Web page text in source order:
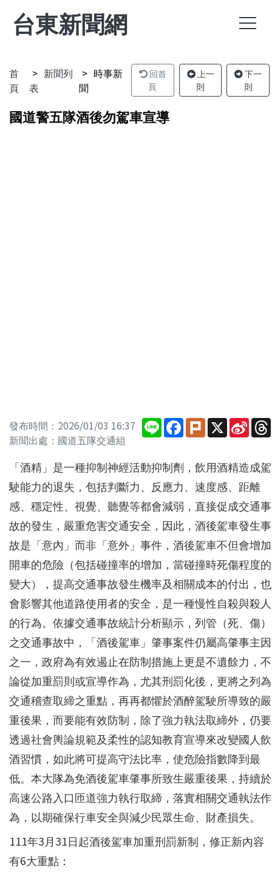
台東新聞網
首
頁
新聞列
表
時事新
聞
回首
頁
上一
則
下一
則
國道警五隊酒後勿駕車宣導
發布時間：2026/01/03 16:37
新聞出處：國道五隊交通組
Line Facebook
PlurkX Sina
「酒精」是一種抑制神經活動抑制劑，飲用酒精造成駕
駛能力的退失，包括判斷力、反應力、速度感、距離
感、穩定性、視覺、聽覺等都會減弱，直接促成交通事
故的發生，嚴重危害交通安全，因此，酒後駕車發生事
故是「意內」而非「意外」事件，酒後駕車不但會增加
開車的危險（包括碰撞率的增加，當碰撞時死傷程度的
變大），提高交通事故發生機率及相關成本的付出，也
會影響其他道路使用者的安全，是一種慢性自殺與殺人
的行為。依據交通事故統計分析顯示，列管（死、傷）
之交通事故中，「酒後駕車」肇事案件仍屬高肇事主因
之一，政府為有效遏止在防制措施上更是不遺餘力，不
論從加重罰則或宣導作為，尤其刑罰化後，更將之列為
交通稽查取締之重點，再再都懼於酒醉駕駛所導致的嚴
重後果，而要能有效防制，除了強力執法取締外，仍要
透過社會輿論規範及柔性的認知教育宣導來改變國人飲
酒習慣，如此將可提高守法比率，使危險指數降到最
低。本大隊為免酒後駕車肇事所致生嚴重後果，持續於
高速公路入口匝道強力執行取締，落實相關交通執法作
為，以期確保行車安全與減少民眾生命、財產損失。
111年3月31日起酒後駕車加重刑罰新制，修正新內容
有6大重點：